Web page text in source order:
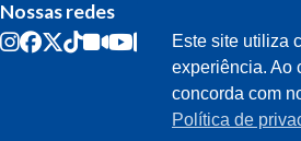
Nossas redes
Este site utiliza
experiência. Ao
concorda com
Política de